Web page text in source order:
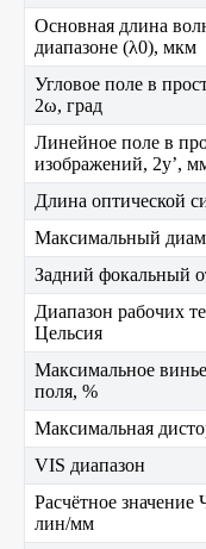
Основная длина
диапазоне (λ0), мкм
Угловое поле в
2ω, град
Линейное поле в
изображений, 2y’,
Длина оптической
Максимальный
Задний фокальный
Диапазон рабочих
Цельсия
Максимальное
поля, %
Максимальная
VIS диапазон
Расчётное
лин/мм